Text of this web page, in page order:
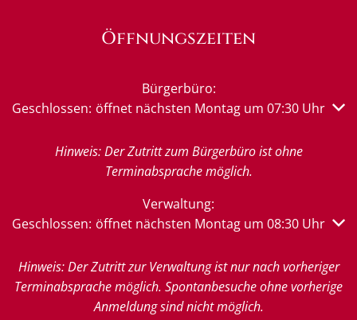
Öffnungszeiten
Bürgerbüro:
Klicken, um weitere Öffnungs- oder Schließzeiten
Geschlossen: öffnet nächsten Montag um 07:30 Uhr
Hinweis: Der Zutritt zum Bürgerbüro ist ohne
Terminabsprache möglich.
Verwaltung:
Klicken, um weitere Öffnungs- oder Schließzeiten
Geschlossen: öffnet nächsten Montag um 08:30 Uhr
Hinweis: Der Zutritt zur Verwaltung ist nur nach vorheriger
Terminabsprache möglich. Spontanbesuche ohne vorherige
Anmeldung sind nicht möglich.